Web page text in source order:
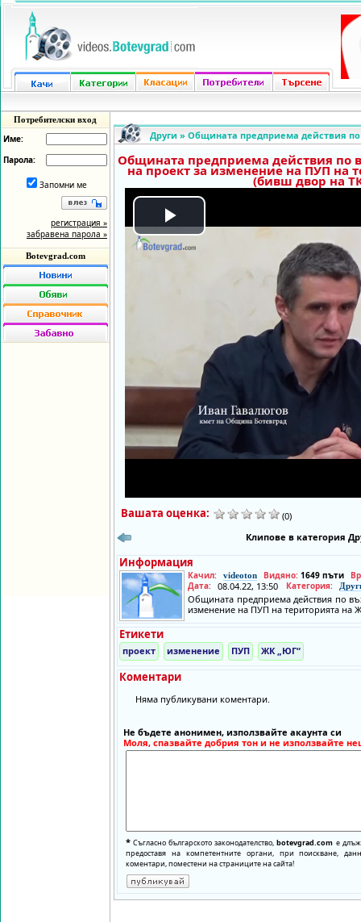
Потребителски вход
Име:
Парола:
Запомни ме
регистрация »
забравена парола »
Botevgrad.com
Други » Общината предприема действия по
Общината предприема действия по
на проект за изменение на ПУП на
(бивш двор на
Play
Вашата оценка:
(0)
Клипове в категория
Информация
Качил: videoton Видяно: 1649 пъти
Дата: 08.04.22, 13:50 Категория:
Общината предприема действия по
изменение на ПУП на територията на
Етикети
проект изменение ПУП ЖК „ЮГ“
Коментари
Няма публикувани коментари.
Не бъдете анонимен, използвайте акаунта си
Моля, спазвайте добрия тон и не използвайте
* Съгласно българското законодателство,botevgrad.com е
предоставя на компетентните органи, при поискване,
коментари, поместени на страниците на сайта!